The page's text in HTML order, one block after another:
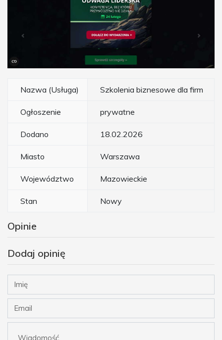
Nazwa (Usługa) Szkolenia biznesowe dla firm
Ogłoszenie prywatne
Dodano 18.02.2026
Miasto Warszawa
Województwo Mazowieckie
Stan Nowy
Opinie
Dodaj opinię